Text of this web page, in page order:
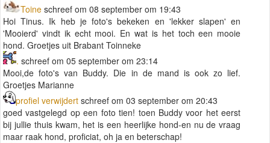
Toine schreef om 08 september om 19:43
Hoi Tinus. Ik heb je foto's bekeken en 'lekker slapen' en
'Mooierd' vindt ik echt mooi. En wat is het toch een mooie
hond. Groetjes uit Brabant Toinneke
. schreef om 05 september om 23:14
Mooi,de foto's van Buddy. Die in de mand is ook zo lief.
Groetjes Marianne
profiel verwijdert schreef om 03 september om 20:43
goed vastgelegd op een foto tien! toen Buddy voor het eerst
bij jullie thuis kwam, het is een heerlijke hond-en nu de vraag
maar raak hond, proficiat, oh ja en beterschap!